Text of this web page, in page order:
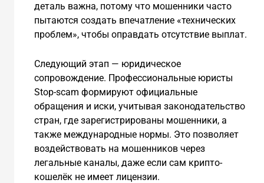
деталь важна, потому что мошенники часто
пытаются создать впечатление «технических
проблем», чтобы оправдать отсутствие выплат.
Следующий этап — юридическое
сопровождение. Профессиональные юристы
Stop-scam формируют официальные
обращения и иски, учитывая законодательство
стран, где зарегистрированы мошенники, а
также международные нормы. Это позволяет
воздействовать на мошенников через
легальные каналы, даже если сам крипто-
кошелёк не имеет лицензии.